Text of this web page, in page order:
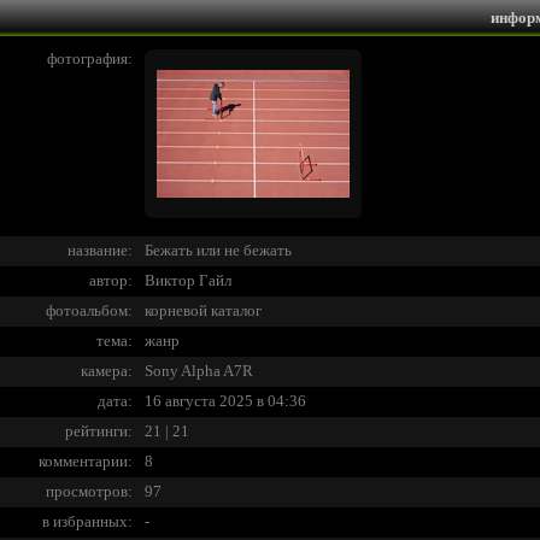
фотография:
название:
Бежать или не бежать
автор:
Виктор Гайл
фотоальбом:
корневой каталог
тема:
жанр
камера:
Sony Alpha A7R
дата:
16 августа 2025 в 04:36
рейтинги:
21 | 21
комментарии:
8
просмотров:
97
в избранных:
-